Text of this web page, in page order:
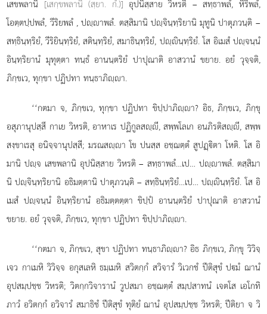
เสขพลานิ [เสกฺขพลานิ (สฺยา. กํ.)] อุปนิสฺสาย วิหรติ – สทฺธาพลํ, หิริพลํ,
โอตฺตปฺปพลํ, วีริยพลํ , ปฺาพลํ. ตสฺสิมานิ ปฺจินฺทฺริยานิ มุทูนิ ปาตุภวนฺติ –
สทฺธินฺทฺริยํ, วีริยินฺทฺริยํ, สตินฺทฺริยํ, สมาธินฺทฺริยํ, ปฺินฺทฺริยํ. โส อิเมสํ ปฺจนฺนํ
อินฺทฺริยานํ มุทุตฺตา ทนฺธํ อานนฺตริยํ ปาปุณาติ อาสวานํ ขยาย. อยํ วุจฺจติ,
ภิกฺขเว, ทุกฺขา ปฏิปทา ทนฺธาภิฺา.
‘‘กตมาจ, ภิกฺขเว, ทุกฺขา ปฏิปทา ขิปฺปาภิฺา? อิธ, ภิกฺขเว, ภิกฺขุ
อสุภานุปสฺสี กาเย วิหรติ, อาหาเร ปฏิกูลสฺี, สพฺพโลเก อนภิรติสฺี, สพฺพ
สงฺขาเรสุ อนิจฺจานุปสฺสี; มรณสฺา โข ปนสฺส อชฺฌตฺตํ สูปฏฺิตา โหติ. โส อิ
มานิ ปฺจ เสขพลานิ อุปนิสฺสาย วิหรติ – สทฺธาพลํ…เป… ปฺาพลํ. ตสฺสิมา
นิ ปฺจินฺทฺริยานิ อธิมตฺตานิ ปาตุภวนฺติ – สทฺธินฺทฺริยํ…เป…ปฺินฺทฺริยํ. โส อิ
เมสํ ปฺจนฺนํ อินฺทฺริยานํ อธิมตฺตตฺตา ขิปฺปํ อานนฺตริยํ ปาปุณาติ อาสวานํ
ขยาย. อยํ วุจฺจติ, ภิกฺขเว, ทุกฺขา ปฏิปทา ขิปฺปาภิฺา.
‘‘กตมา จ, ภิกฺขเว, สุขา ปฏิปทา ทนฺธาภิฺา? อิธ ภิกฺขเว, ภิกฺขุ วิวิจฺ
เจว กาเมหิ วิวิจฺจ อกุสเลหิ ธมฺเมหิ สวิตกฺกํ สวิจารํ วิเวกชํ ปีติสุขํ ปมํ ฌานํ
อุปสมฺปชฺช วิหรติ; วิตกฺกวิจารานํ วูปสมา อชฺฌตฺตํ สมฺปสาทนํ เจตโส เอโกทิ
ภาวํ อวิตกฺกํ อวิจารํ สมาธิชํ ปีติสุขํ ทุติยํ ฌานํ อุปสมฺปชฺช วิหรติ; ปีติยา จ วิ